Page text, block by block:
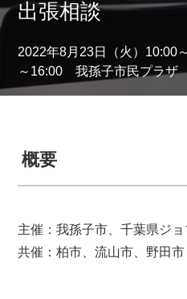
出張相談
2022年8月23日（火）
～16:00 我孫子市民プラザ
概要
主催：我孫子市、千葉県ジ
共催：柏市、流山市、野田市